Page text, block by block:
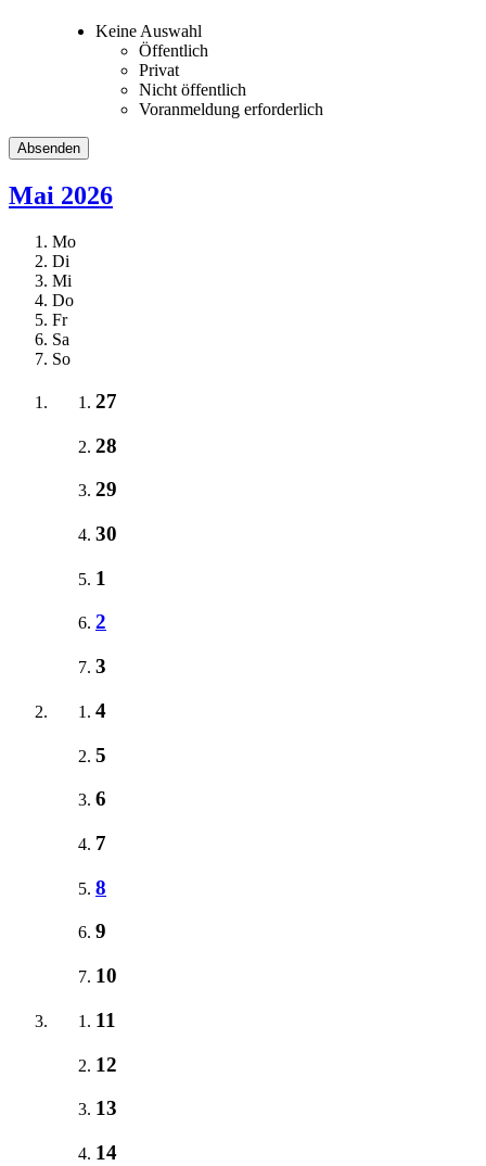
Keine Auswahl
Öffentlich
Privat
Nicht öffentlich
Voranmeldung erforderlich
Mai 2026
Mo
Di
Mi
Do
Fr
Sa
So
27
28
29
30
1
2
3
4
5
6
7
8
9
10
11
12
13
14